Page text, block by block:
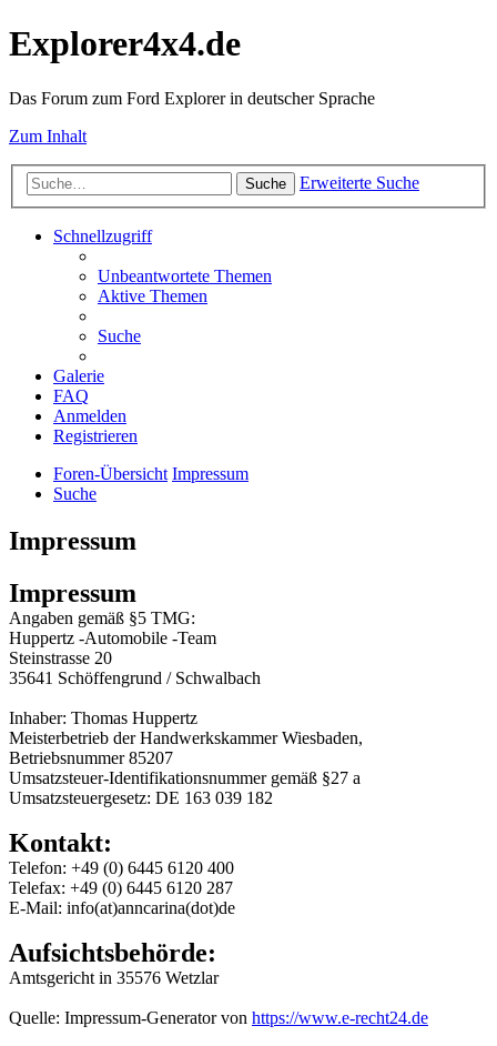
Explorer4x4.de
Das Forum zum Ford Explorer in deutscher Sprache
Zum Inhalt
Suche Erweiterte Suche
Schnellzugriff
Unbeantwortete Themen
Aktive Themen
Suche
Galerie
FAQ
Anmelden
Registrieren
Foren-Übersicht Impressum
Suche
Impressum
Impressum
Angaben gemäß §5 TMG:
Huppertz -Automobile -Team
Steinstrasse 20
35641 Schöffengrund / Schwalbach
Inhaber: Thomas Huppertz
Meisterbetrieb der Handwerkskammer Wiesbaden,
Betriebsnummer 85207
Umsatzsteuer-Identifikationsnummer gemäß §27 a
Umsatzsteuergesetz: DE 163 039 182
Kontakt:
Telefon: +49 (0) 6445 6120 400
Telefax: +49 (0) 6445 6120 287
E-Mail: info(at)anncarina(dot)de
Aufsichtsbehörde:
Amtsgericht in 35576 Wetzlar
Quelle: Impressum-Generator von https://www.e-recht24.de